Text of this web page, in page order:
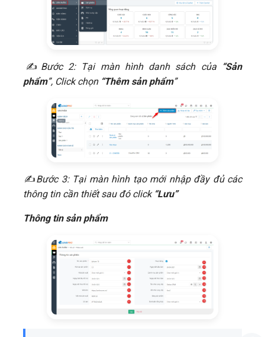
​✍ Bước 2: Tại màn hình danh sách của
“Sản
phẩm”, Click chọn “Thêm sản phẩm”
​✍Bước 3: Tại màn hình tạo mới nhập đầy đủ các
thông tin cần thiết sau đó click “Lưu”
Thông tin sản phẩm